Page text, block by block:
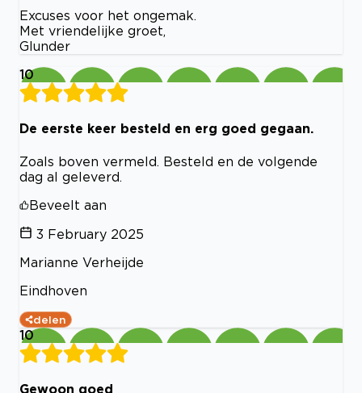
Excuses voor het ongemak.
Met vriendelijke groet,
Glunder
10
De eerste keer besteld en erg goed gegaan.
Zoals boven vermeld. Besteld en de volgende
dag al geleverd.
Beveelt aan
3 February 2025
Marianne Verheijde
Eindhoven
delen
10
Gewoon goed